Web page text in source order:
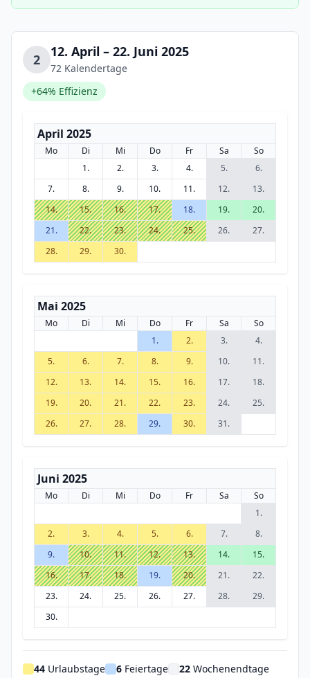
2 12. April – 22. Juni 2025
72 Kalendertage
+64% Effizienz
April 2025
Mo Di Mi Do Fr Sa
So
1.
2. 3. 4. 5.
6.
7.
8. 9. 10. 11. 12.
13.
14.
15. 16. 17. 18. 19.
20.
21.
22. 23. 24. 25. 26.
27.
28.
29. 30.
Mai 2025
Mo Di Mi Do Fr Sa
So
1.
2. 3.
4.
5.
6. 7. 8. 9. 10.
11.
12.
13. 14. 15. 16. 17.
18.
19.
20. 21. 22. 23. 24.
25.
26.
27. 28. 29. 30. 31.
Juni 2025
Mo Di Mi Do Fr Sa
So
1.
2.
3. 4. 5. 6. 7.
8.
9.
10. 11. 12. 13. 14.
15.
16.
17. 18. 19. 20. 21.
22.
23.
24. 25. 26. 27. 28.
29.
30.
44 Urlaubstage 6 Feiertage 22 Wochenendtage